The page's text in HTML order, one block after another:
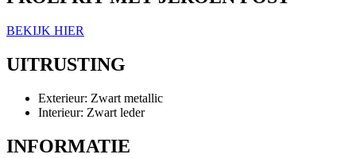
BEKIJK HIER
UITRUSTING
Exterieur: Zwart metallic
Interieur: Zwart leder
INFORMATIE